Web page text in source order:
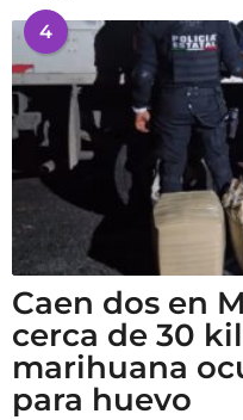
4
Caen dos en
cerca de 30
marihuana
para huevo